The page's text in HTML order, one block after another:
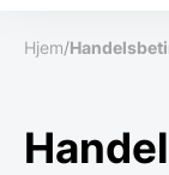
Hjem/